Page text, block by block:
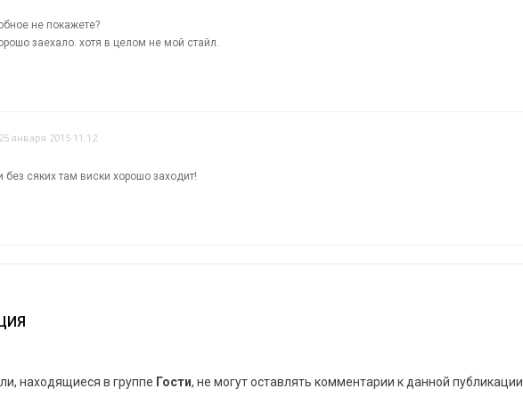
не покажете?
заехало. хотя в целом не мой стайл.
25 января 2015 11:12
без сяких там виски хорошо заходит!
находящиеся в группе Гости, не могут оставлять комментарии к данной публикации.